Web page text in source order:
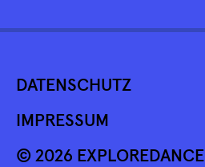
DATENSCHUTZ
IMPRESSUM
© 2026 EXPLOREDANCE